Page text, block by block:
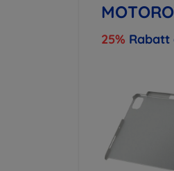
25% Rabatt